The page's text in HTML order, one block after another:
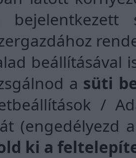
bejelentkezett
beállításával
a süti
/
(engedélyezd
ki a